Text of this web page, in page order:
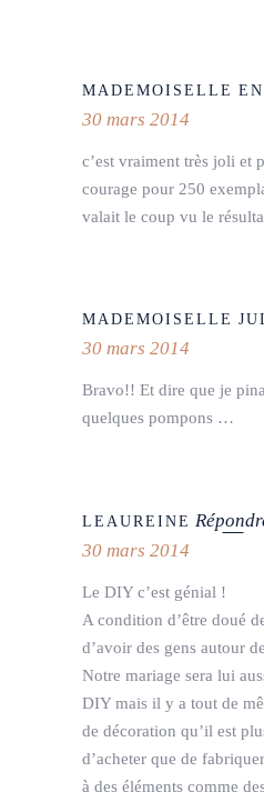
MADEMOISELLE
30 mars 2014
c’est vraiment très joli et
courage pour 250
valait le coup vu le
MADEMOISELLE
30 mars 2014
Bravo!! Et dire que je
quelques pompons …
LEAUREINE
30 mars 2014
Le DIY c’est génial !
A condition d’être doué
d’avoir des gens autour
Notre mariage sera lui
DIY mais il y a tout de
de décoration qu’il est
d’acheter que de
à des éléments comme